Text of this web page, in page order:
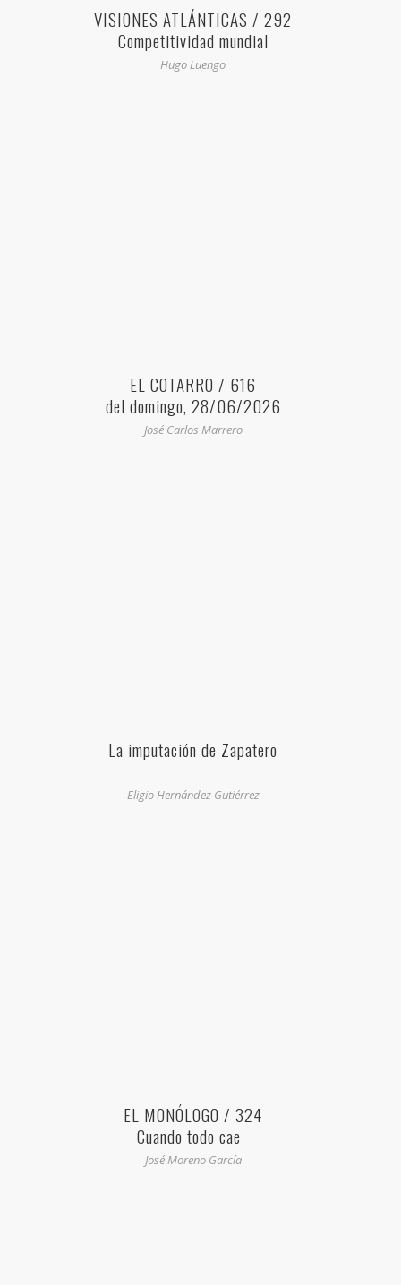
VISIONES ATLÁNTICAS / 292
Competitividad mundial
Hugo Luengo
EL COTARRO / 616
del domingo, 28/06/2026
José Carlos Marrero
La imputación de Zapatero
Eligio Hernández Gutiérrez
EL MONÓLOGO / 324
Cuando todo cae
José Moreno García